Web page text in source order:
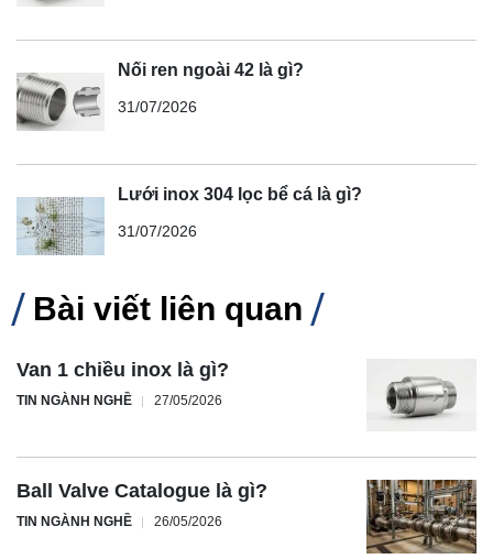
Nối ren ngoài 42 là gì?
31/07/2026
Lưới inox 304 lọc bể cá là gì?
31/07/2026
Bài viết liên quan
Van 1 chiều inox là gì?
TIN NGÀNH NGHỀ 27/05/2026
Ball Valve Catalogue là gì?
TIN NGÀNH NGHỀ 26/05/2026